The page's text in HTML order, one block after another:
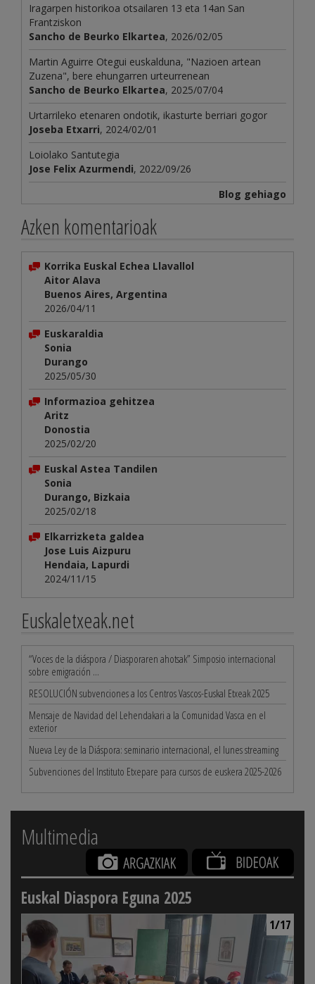
Iragarpen historikoa otsailaren 13 eta 14an San
Frantziskon
Sancho de Beurko Elkartea, 2026/02/05
Martin Aguirre Otegui euskalduna, "Nazioen artean
Zuzena", bere ehungarren urteurrenean
Sancho de Beurko Elkartea, 2025/07/04
Urtarrileko etenaren ondotik, ikasturte berriari gogor
Joseba Etxarri, 2024/02/01
Loiolako Santutegia
Jose Felix Azurmendi, 2022/09/26
Blog gehiago
Azken komentarioak
Korrika Euskal Echea Llavallol
Aitor Alava
Buenos Aires, Argentina
2026/04/11
Euskaraldia
Sonia
Durango
2025/05/30
Informazioa gehitzea
Aritz
Donostia
2025/02/20
Euskal Astea Tandilen
Sonia
Durango, Bizkaia
2025/02/18
Elkarrizketa galdea
Jose Luis Aizpuru
Hendaia, Lapurdi
2024/11/15
Euskaletxeak.net
“Voces de la diáspora / Diasporaren ahotsak” Simposio internacional
sobre emigración ...
RESOLUCIÓN subvenciones a los Centros Vascos-Euskal Etxeak 2025
Mensaje de Navidad del Lehendakari a la Comunidad Vasca en el
exterior
Nueva Ley de la Diáspora: seminario internacional, el lunes streaming
Subvenciones del Instituto Etxepare para cursos de euskera 2025-2026
Multimedia
Euskal Diaspora Eguna 2025
1/17